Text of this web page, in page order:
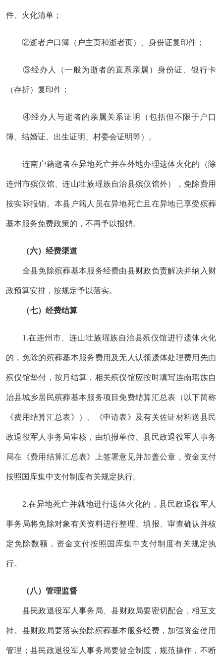
件、火化清单；
②逝者户口簿（户主页和逝者页）、 身份证复印件；
③经办人（一般为逝者的直系亲属）身份证、银行卡
（存折）复印件；
④经办人与逝者的亲属关系证明（包括但不限于户口
簿、结婚证、出生证明、村委会证明等）。
连南户籍逝者在异地死亡并在外地办理遗体火化的 （除
连州市殡仪馆、连山壮族瑶族自治县殡仪馆外），免除费用
按实际报销 。 本县户籍人员在异地死亡且在异地已享受殡葬
基本服务免费政策的，不再予以报销。
（六） 经费渠道
全县免除殡葬基本服务经费由县财政负责解决并纳入财
政预算安排，按规定予以落实。
（七） 经费结算
1.在连州市、连山壮族瑶族自治县殡仪馆进行遗体火化
的，免除的殡葬基本服务费用及无人认领遗体处理费用先由
殡仪馆垫付，按月结算，相关殡仪馆应按时填写连南瑶族自
治县城乡居民殡葬基本服务项目免费结算汇总表（以下简称
《费用结算汇总表》）、《申请表》 及有关佐证材料送县民
政退役军人事务局审核，由填报单位、县民政退役军人事务
局在《费用结算汇总表》上签署意见并加盖公章， 资金支付
按照国库集中支付制度有关规定执行。
2.在异地死亡并就地进行遗体火化的，县民政退役军人
事务局将免除对象有关资料进行整理、填报、审查确认并核
定免除数额， 资金支付按照国库集中支付制度有关规定执
行。
（八） 管理监督
县民政退役军人事务 局、县财政局要密切配合，相互支
持。 县财政局要落实免除殡葬基本服务经费，加强资金使用
管理； 县民政退役军人事务局要健全制度，规范操作，不断